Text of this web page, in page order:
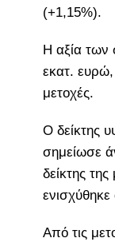
(+1,15%).
Η αξία
εκατ. ευρώ,
μετοχές.
Ο δείκτης
σημείωσε
δείκτης
Από τις